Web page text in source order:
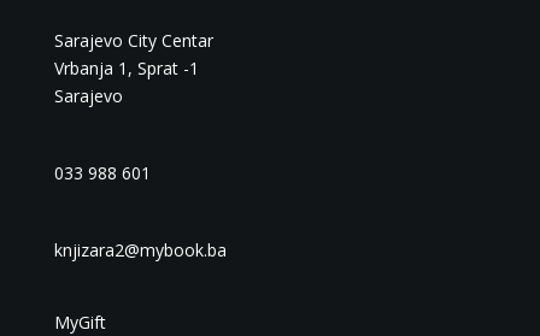
Sarajevo City Centar
Vrbanja 1, Sprat -1
Sarajevo
033 988 601
knjizara2@mybook.ba
MyGift